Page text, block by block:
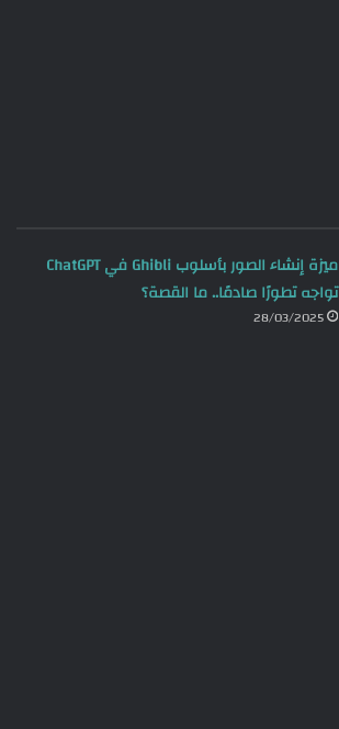
ميزة إنشاء الصور بأسلوب Ghibli في ChatGPT
تواجه تطورًا صادمًا.. ما القصة؟
28/03/2025